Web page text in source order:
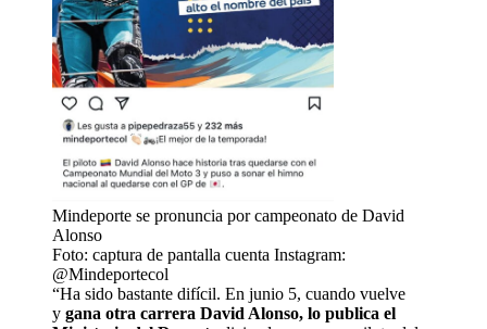
Mindeporte se pronuncia por campeonato de David
Alonso
Foto: captura de pantalla cuenta Instagram:
@Mindeportecol
“Ha sido bastante difícil. En junio 5, cuando vuelve
y gana otra carrera David Alonso, lo publica el